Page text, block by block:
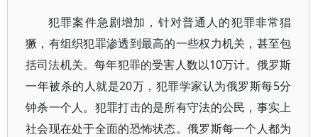
犯罪案件急剧增加，针对普通人的犯罪非常猖
獗，有组织犯罪渗透到最高的一些权力机关，甚至包
括司法机关。每年犯罪的受害人数以10万计。俄罗斯
一年被杀的人就是20万，犯罪学家认为俄罗斯每5分
钟杀一个人。犯罪打击的是所有守法的公民，事实上
社会现在处于全面的恐怖状态。俄罗斯每一个人都为